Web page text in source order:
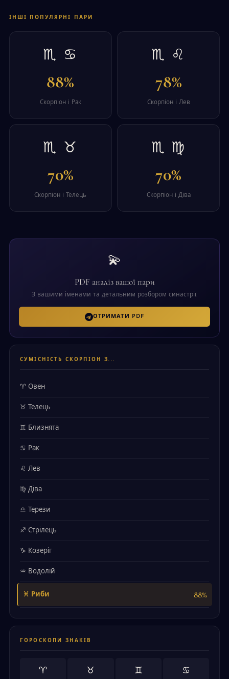
ІНШІ ПОПУЛЯРНІ ПАРИ
♏ ♋
88%
Скорпіон і Рак
♏ ♌
78%
Скорпіон і Лев
♏ ♉
70%
Скорпіон і Телець
♏ ♍
70%
Скорпіон і Діва
💫
PDF аналіз вашої пари
З вашими іменами та детальним розбором синастрії.
ОТРИМАТИ PDF
СУМІСНІСТЬ СКОРПІОН З...
♈ Овен
♉ Телець
♊ Близнята
♋ Рак
♌ Лев
♍ Діва
♎ Терези
♐ Стрілець
♑ Козеріг
♒ Водолій
♓ Риби 88%
ГОРОСКОПИ ЗНАКІВ
♈ ♉ ♊ ♋